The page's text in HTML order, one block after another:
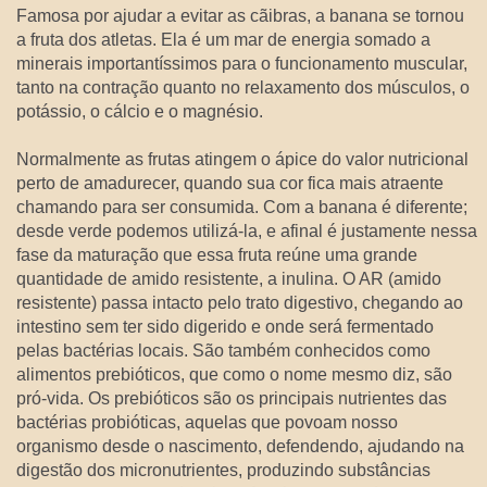
Famosa por ajudar a evitar as cãibras, a banana se tornou
a fruta dos atletas. Ela é um mar de energia somado a
minerais importantíssimos para o funcionamento muscular,
tanto na contração quanto no relaxamento dos músculos, o
potássio, o cálcio e o magnésio.
Normalmente as frutas atingem o ápice do valor nutricional
perto de amadurecer, quando sua cor fica mais atraente
chamando para ser consumida. Com a banana é diferente;
desde verde podemos utilizá-la, e afinal é justamente nessa
fase da maturação que essa fruta reúne uma grande
quantidade de amido resistente, a inulina. O AR (amido
resistente) passa intacto pelo trato digestivo, chegando ao
intestino sem ter sido digerido e onde será fermentado
pelas bactérias locais. São também conhecidos como
alimentos prebióticos, que como o nome mesmo diz, são
pró-vida. Os prebióticos são os principais nutrientes das
bactérias probióticas, aquelas que povoam nosso
organismo desde o nascimento, defendendo, ajudando na
digestão dos micronutrientes, produzindo substâncias